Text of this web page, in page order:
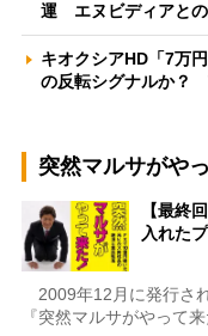
運 エヌビディアと
キオクシアHD「7万
の反転シグナルか？
突然マルサがや
【最終
入れた
2009年12月に発行さ
『突然マルサがやって